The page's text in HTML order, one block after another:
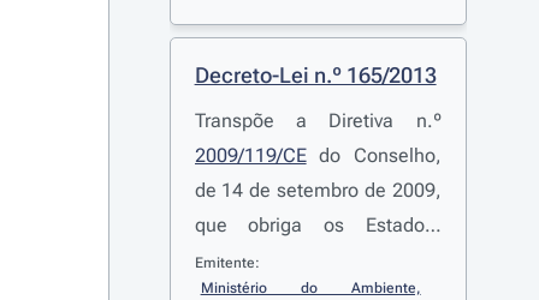
(RNCCI), a praticar no ano
n.º 41/2013, de 1 de
fevereiro
Decreto-Lei n.º 165/2013
Transpõe a Diretiva n.º
2009/119/CEdo Conselho,
de 14 de setembro de 2009,
que obriga os Estados-
Membros a manterem um
nível mínimo de reservas de
Emitente:
Ministério do Ambiente,